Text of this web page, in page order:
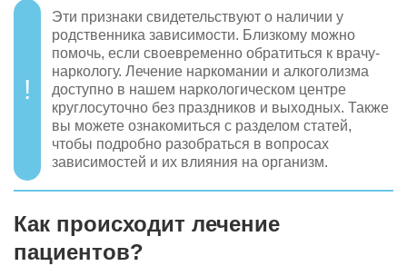
Эти признаки свидетельствуют о наличии у
родственника зависимости. Близкому можно
помочь, если своевременно обратиться к врачу-
наркологу. Лечение наркомании и алкоголизма
доступно в нашем наркологическом центре
круглосуточно без праздников и выходных. Также
вы можете ознакомиться с разделом статей,
чтобы подробно разобраться в вопросах
зависимостей и их влияния на организм.
Как происходит лечение
пациентов?